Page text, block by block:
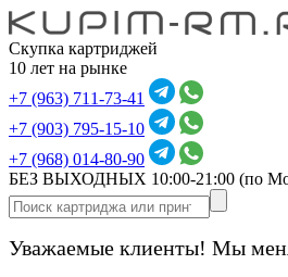
Скупка картриджей
10 лет на рынке
+7 (963) 711-73-41
+7 (903) 795-15-10
+7 (968) 014-80-90
БЕЗ ВЫХОДНЫХ 10:00-21:00 (по
Уважаемые клиенты! Мы